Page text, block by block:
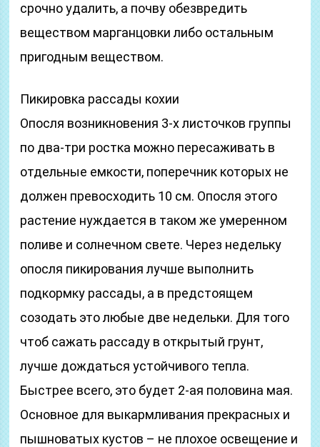
срочно удалить, а почву обезвредить
веществом марганцовки либо остальным
пригодным веществом.
Пикировка рассады кохии
Опосля возникновения 3-х листочков группы
по два-три ростка можно пересаживать в
отдельные емкости, поперечник которых не
должен превосходить 10 см. Опосля этого
растение нуждается в таком же умеренном
поливе и солнечном свете. Через недельку
опосля пикирования лучше выполнить
подкормку рассады, а в предстоящем
созодать это любые две недельки. Для того
чтоб сажать рассаду в открытый грунт,
лучше дождаться устойчивого тепла.
Быстрее всего, это будет 2-ая половина мая.
Основное для выкармливания прекрасных и
пышноватых кустов – не плохое освещение и